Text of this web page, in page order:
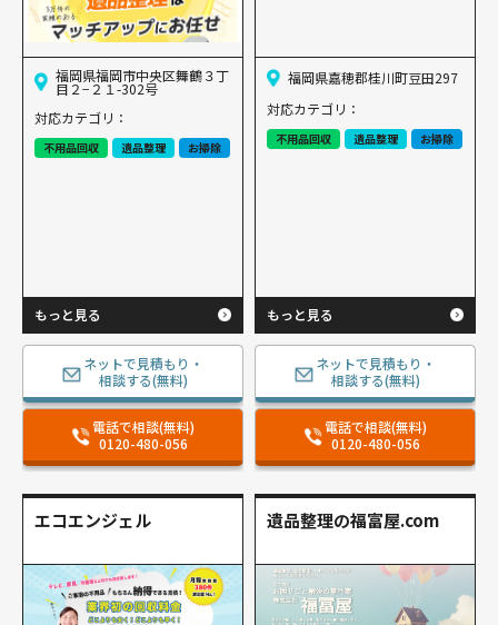
福岡県福岡市中央区舞鶴３丁
目２−２１-302号
対応カテゴリ：
不用品回収 遺品整理 お掃除
もっと見る
ネットで見積もり・
相談する(無料)
電話で相談(無料)
0120-480-056
福岡県嘉穂郡桂川町豆田297
対応カテゴリ：
不用品回収 遺品整理 お掃除
もっと見る
ネットで見積もり・
相談する(無料)
電話で相談(無料)
0120-480-056
エコエンジェル 遺品整理の福富屋.com